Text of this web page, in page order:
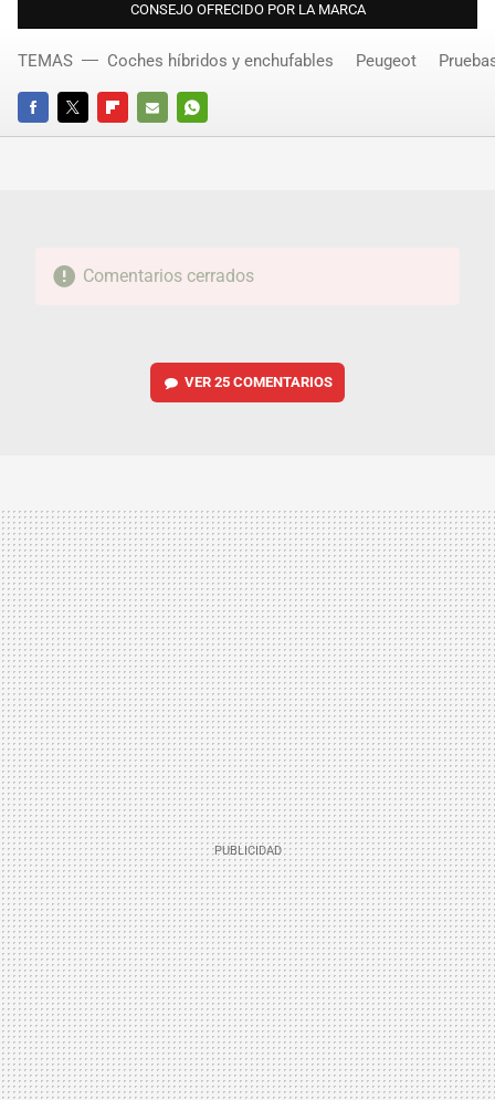
CONSEJO OFRECIDO POR LA MARCA
FACEBOOKTWITTERFLIPBOARD
E-
WHATSAPP
TEMAS Coches híbridos y enchufables Peugeot
Comentarios cerrados
VER 25 COMENTARIOS